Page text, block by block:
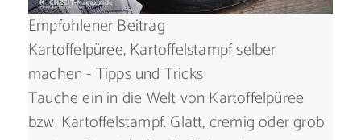
Empfohlener Beitrag
Kartoffelpüree, Kartoffelstampf selber
machen - Tipps und Tricks
Tauche ein in die Welt von Kartoffelpüree
bzw. Kartoffelstampf. Glatt, cremig oder grob